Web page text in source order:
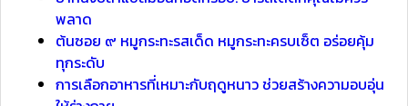
พลาด
ต้นซอย ๙ หมูกระทะรสเด็ด หมูกระทะครบเซ็ต อร่อยคุ้ม
ทุกระดับ
การเลือกอาหารที่เหมาะกับฤดูหนาว ช่วยสร้างความอบอุ่น